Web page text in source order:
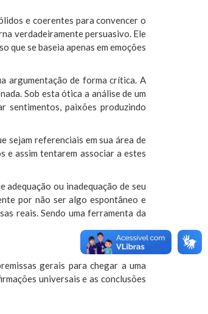
e coerentes para convencer o
verdadeiramente persuasivo. Ele
que se baseia apenas em emoções
argumentação de forma crítica. A
Sob esta ótica a análise de um
sentimentos, paixões produzindo
sejam referenciais em sua área de
e assim tentarem associar a estes
ou inadequação de seu
por não ser algo espontâneo e
reais. Sendo uma ferramenta da
gerais para chegar a uma
universais e as conclusões